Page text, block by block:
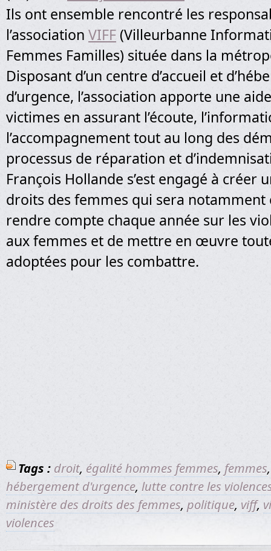
Ils ont ensemble rencontré les
l’association VIFF (Villeurbanne
Femmes Familles) située dans la
Disposant d’un centre d’accueil et
d’urgence, l’association apporte une
victimes en assurant l’écoute,
l’accompagnement tout au long des
processus de réparation et
François Hollande s’est engagé à créer
droits des femmes qui sera notamment
rendre compte chaque année sur les
aux femmes et de mettre en œuvre
adoptées pour les combattre.
Tags : droit, égalité hommes femmes, femmes
hébergement d'urgence, lutte contre les
ministère des droits des femmes, politique, viff,
violences